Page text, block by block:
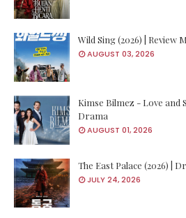
Wild Sing (2026) | Review
AUGUST 03, 2026
Kimse Bilmez - Love and
Drama
AUGUST 01, 2026
The East Palace (2026) |
JULY 24, 2026